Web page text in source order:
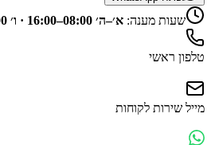
שעות מענה: א׳–ה׳ 08:00–16:00 · ו׳ 08:00–13:00
טלפון ראשי
מייל שירות לקוחות